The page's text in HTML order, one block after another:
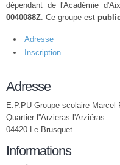
dépendant de l'Académie
0040088Z. Ce groupe est
Adresse
Inscription
Adresse
E.P.PU Groupe scolaire Marcel
Quartier l''Arzieras l'Arziéras
04420 Le Brusquet
Informations